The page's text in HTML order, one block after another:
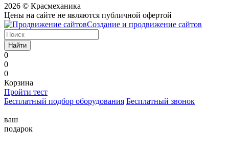
2026 © Красмеханика
Цены на сайте не являются публичной офертой
Создание и продвижение сайтов
Найти
0
0
0
Корзина
Пройти тест
Бесплатный подбор оборудования Бесплатный звонок
ваш
подарок